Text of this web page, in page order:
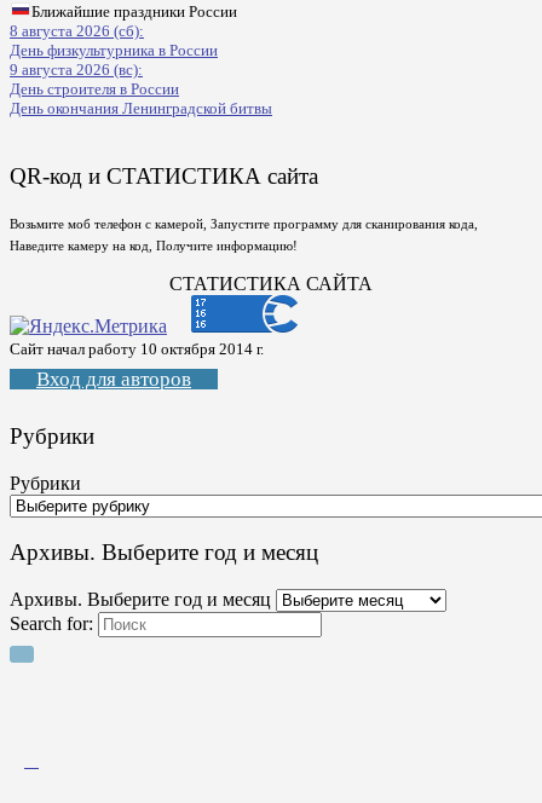
Ближайшие праздники России
8 августа 2026 (сб):
День физкультурника в России
9 августа 2026 (вс):
День строителя в России
День окончания Ленинградской битвы
QR-код и СТАТИСТИКА сайта
Возьмите моб телефон с камерой, Запустите программу для сканирования кода,
Наведите камеру на код, Получите информацию!
СТАТИСТИКА САЙТА
Сайт начал работу 10 октября 2014 г.
Вход для авторов
Рубрики
Рубрики
Архивы. Выберите год и месяц
Архивы. Выберите год и месяц
Search for: